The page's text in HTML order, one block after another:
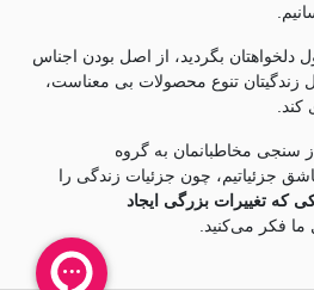
دلخواهتان بگردید، از اصل بودن اجناس
زندگیتان تنوع محصولات بی معناست،
سنجی مخاطبانمان به گروه
جزئياتیم، چون جزئيات زندگی را
که تغییرات بزرگی ایجاد
فکر می‌کنید.